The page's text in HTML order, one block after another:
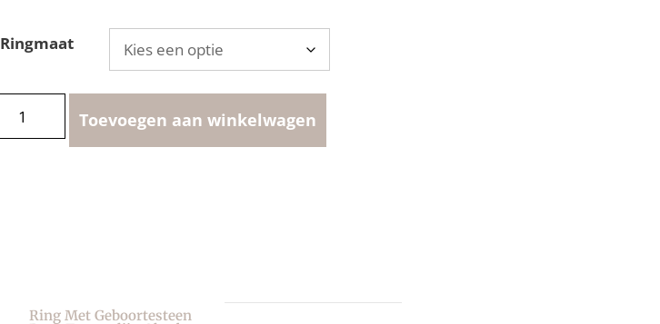
Ringmaat
Toevoegen aan winkelwagen
Ring Met Geboortesteen